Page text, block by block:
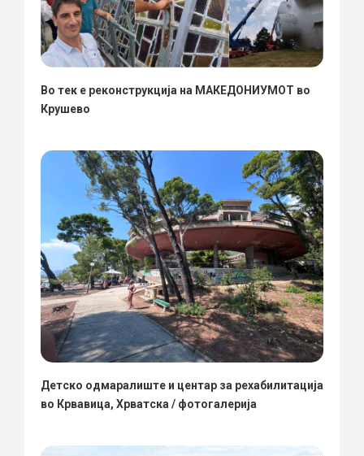
Во тек е реконструкција на МАКЕДОНИУМОТ во
Крушево
Детско одмаралиште и центар за рехабилитација
во Крвавица, Хрватска / фотогалерија